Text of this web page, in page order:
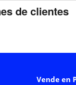
de clientes
Vende en